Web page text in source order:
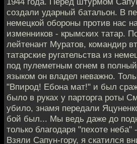
создали ударный батальон. В
немецкой обороны против нас
изменников - крымских татар.
лейтенант Муратов, командир
татарские ругательства из
под пулеметным огнем в
языком он владел неважно.
"Впирод! Ебона мат!" и был
было в руках у парторга роты
убило, знамя передали
бой был... Мы ведь даже до
только благодаря "пехоте
Взяли Сапун-гору, я скатился